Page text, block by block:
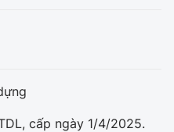
cấp ngày 1/4/2025.